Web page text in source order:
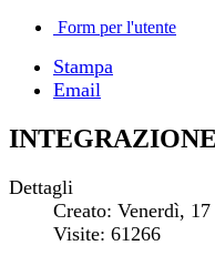
Form per l'utente
Stampa
Email
Dettagli
Creato: Venerdì,
Visite: 61266